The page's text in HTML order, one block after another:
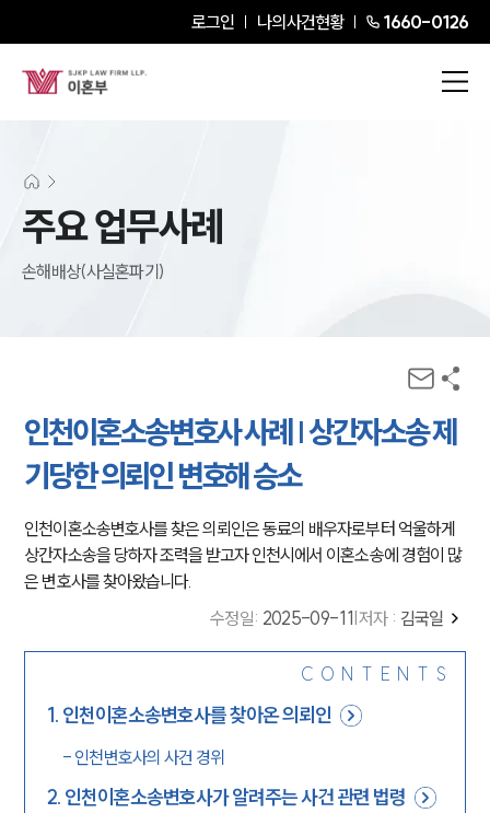
로그인 나의사건현황 1660-0126
주요 업무사례
손해배상(사실혼파기)
인천이혼소송변호사 사례 | 상간자소송 제
기당한 의뢰인 변호해 승소
인천이혼소송변호사를 찾은 의뢰인은 동료의 배우자로부터 억울하게
상간자소송을 당하자 조력을 받고자 인천시에서 이혼소송에 경험이 많
은 변호사를 찾아왔습니다.
수정일: 2025-09-11 저자 : 김국일
CONTENTS
1. 인천이혼소송변호사를 찾아온 의뢰인
- 인천변호사의 사건 경위
2. 인천이혼소송변호사가 알려주는 사건 관련 법령